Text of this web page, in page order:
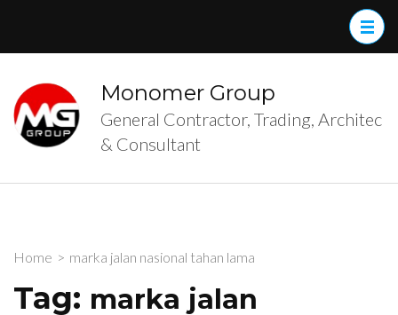
(Press
Enter)
Monomer Group
General Contractor, Trading, Architec
& Consultant
Home > marka jalan nasional tahan lama
Tag: marka jalan